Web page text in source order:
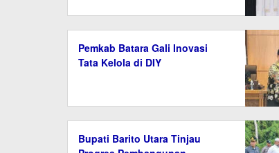
Pemkab Batara Gali Inovasi
Tata Kelola di DIY
Bupati Barito Utara Tinjau